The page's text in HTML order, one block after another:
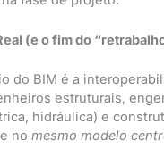
(e o fim do
do BIM é a
estruturais,
hidráulica) e
nomesmo modelo